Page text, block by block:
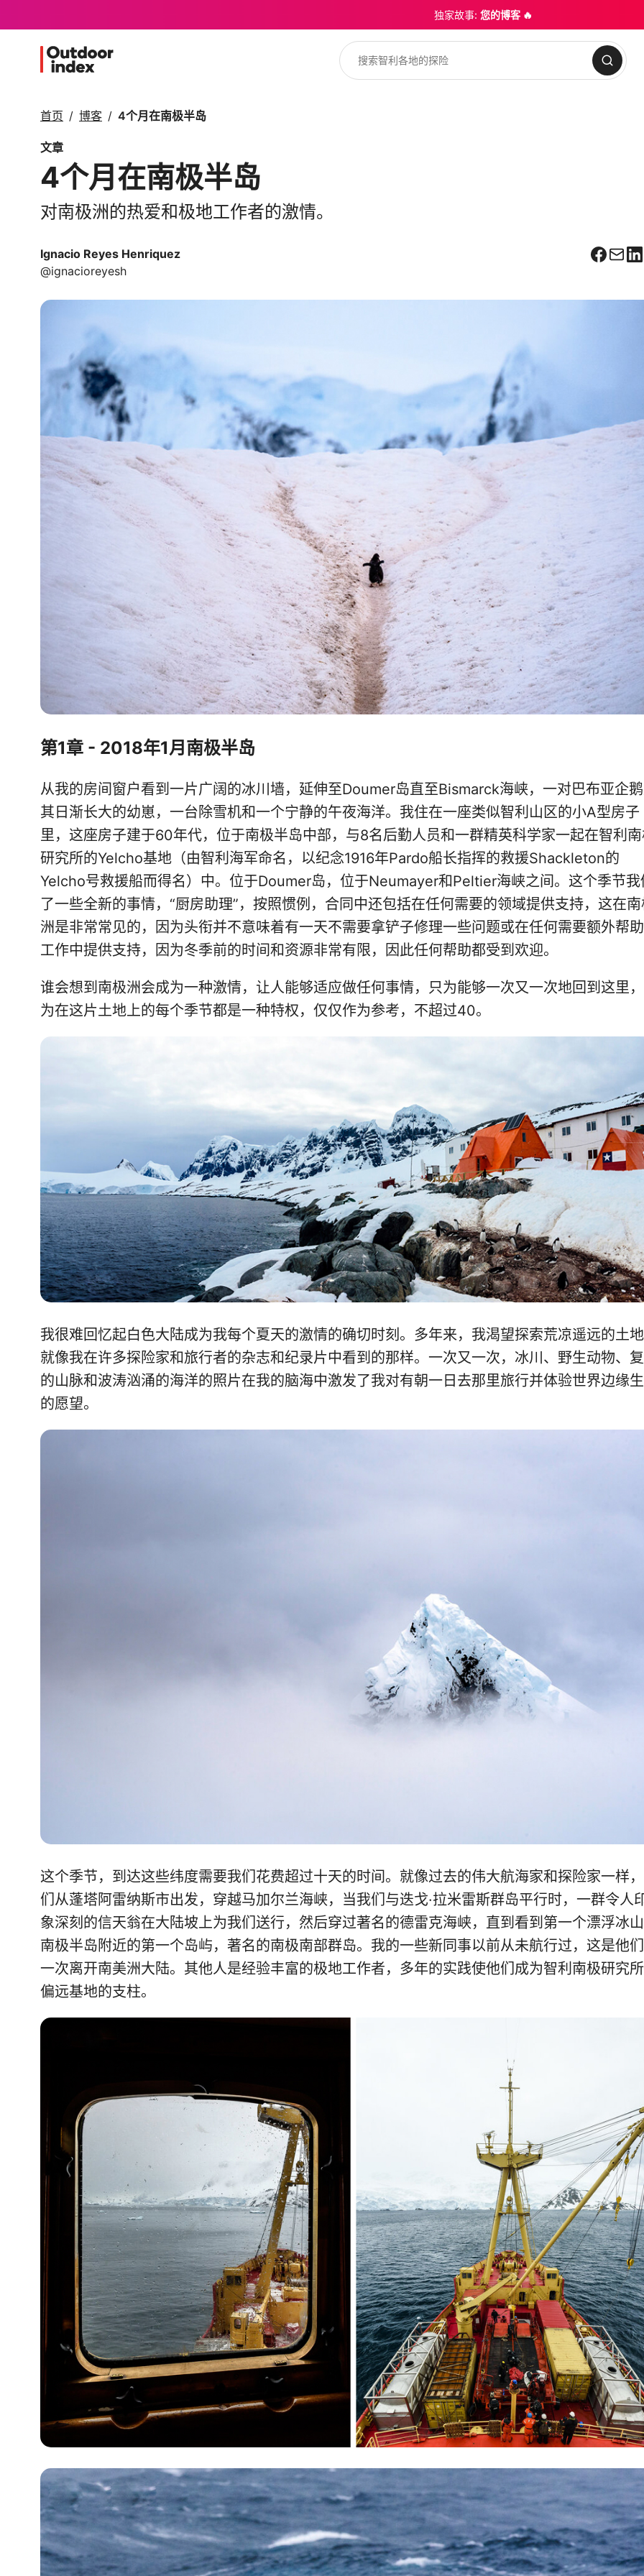
独家故事: 您的博客 🔥
搜索
首页 博客 4个月在南极半岛
文章
4个月在南极半岛
对南极洲的热爱和极地工作者的激情。
Ignacio Reyes Henriquez
@ignacioreyesh
第1章 - 2018年1月南极半岛
从我的房间窗户看到一片广阔的冰川墙，延伸至Doumer岛直至Bismarck海峡，一对巴布亚企
其日渐长大的幼崽，一台除雪机和一个宁静的午夜海洋。我住在一座类似智利山区的小A型房子
里，这座房子建于60年代，位于南极半岛中部，与8名后勤人员和一群精英科学家一起在智利
研究所的Yelcho基地（由智利海军命名，以纪念1916年Pardo船长指挥的救援Shackleton的
Yelcho号救援船而得名）中。位于Doumer岛，位于Neumayer和Peltier海峡之间。这个季节我
了一些全新的事情，“厨房助理”，按照惯例，合同中还包括在任何需要的领域提供支持，这在
洲是非常常见的，因为头衔并不意味着有一天不需要拿铲子修理一些问题或在任何需要额外帮
工作中提供支持，因为冬季前的时间和资源非常有限，因此任何帮助都受到欢迎。
谁会想到南极洲会成为一种激情，让人能够适应做任何事情，只为能够一次又一次地回到这里
为在这片土地上的每个季节都是一种特权，仅仅作为参考，不超过40。
我很难回忆起白色大陆成为我每个夏天的激情的确切时刻。多年来，我渴望探索荒凉遥远的土
就像我在许多探险家和旅行者的杂志和纪录片中看到的那样。一次又一次，冰川、野生动物、
的山脉和波涛汹涌的海洋的照片在我的脑海中激发了我对有朝一日去那里旅行并体验世界边缘
的愿望。
这个季节，到达这些纬度需要我们花费超过十天的时间。就像过去的伟大航海家和探险家一样
们从蓬塔阿雷纳斯市出发，穿越马加尔兰海峡，当我们与迭戈·拉米雷斯群岛平行时，一群令人
象深刻的信天翁在大陆坡上为我们送行，然后穿过著名的德雷克海峡，直到看到第一个漂浮冰
南极半岛附近的第一个岛屿，著名的南极南部群岛。我的一些新同事以前从未航行过，这是他
一次离开南美洲大陆。其他人是经验丰富的极地工作者，多年的实践使他们成为智利南极研究
偏远基地的支柱。